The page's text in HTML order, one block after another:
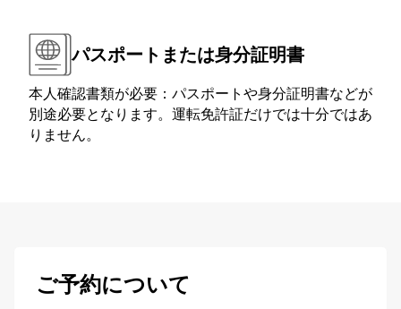
パスポートまたは身分証明書
本人確認書類が必要：パスポートや身分証明書などが
別途必要となります。運転免許証だけでは十分ではあ
りません。
ご予約について